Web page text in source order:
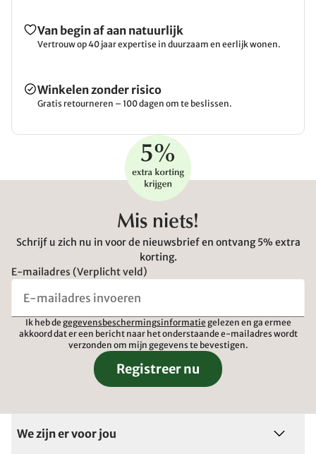
Van begin af aan natuurlijk
Vertrouw op 40 jaar expertise in duurzaam en eerlijk wonen.
Winkelen zonder risico
Gratis retourneren – 100 dagen om te beslissen.
Mis niets!
Schrijf u zich nu in voor de nieuwsbrief en ontvang 5% extra
korting.
E-mailadres (Verplicht veld)
Ik heb de gegevensbeschermingsinformatie gelezen en ga ermee
akkoord dat er een bericht naar het onderstaande e-mailadres wordt
verzonden om mijn gegevens te bevestigen.
Registreer nu
We zijn er voor jou